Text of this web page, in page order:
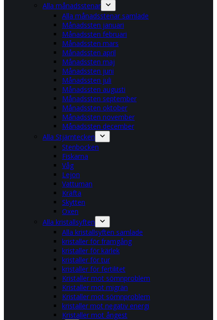
Alla månadsstenar
Alla månadsstenar samlade
Månadssten januari
Månadssten februari
Månadssten mars
Månadssten april
Månadssten maj
Månadssten juni
Månadssten juli
Månadssten augusti
Månadssten september
Månadssten oktober
Månadssten november
Månadssten december
Alla Stjärntecken
Stenbocken
Fiskarna
Våg
Lejon
Vattuman
Kräfta
Skytten
Oxen
Alla kristallsyften
Alla kristallsyften samlade
kristaller för framgång
kristaller för kärlek
kristaller för tur
kristaller för fertilitet
Kristaller mot sömnproblem
Kristaller mot migrän
Kristaller mot sömnproblem
kristaller mot negativ energi
Kristaller mot ångest